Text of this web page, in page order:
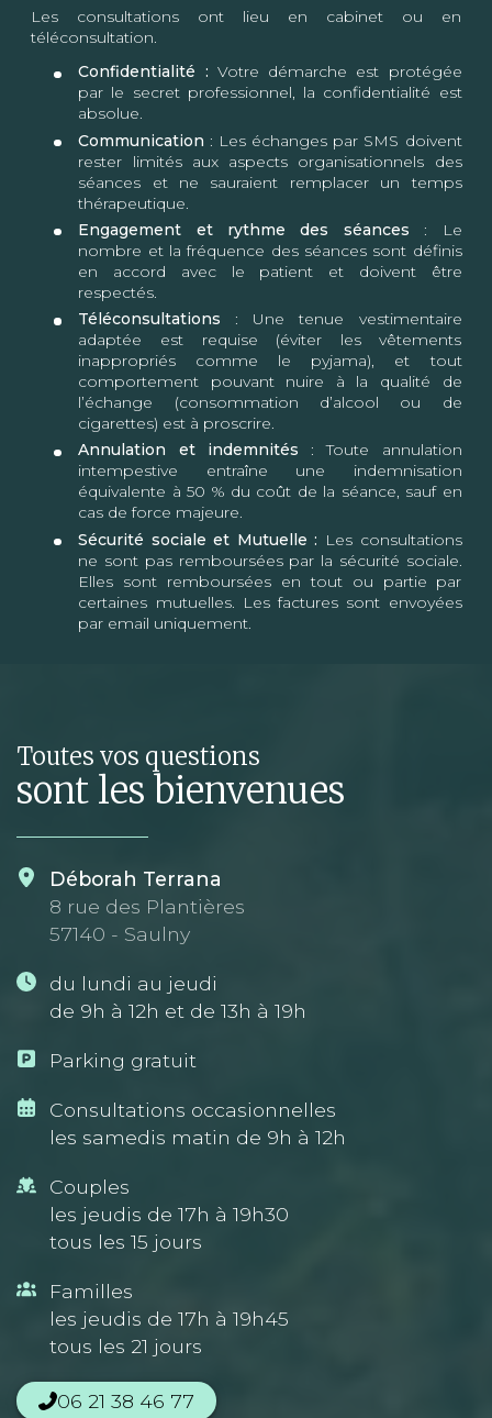
Les consultations ont lieu en cabinet ou en
téléconsultation.
Confidentialité : Votre démarche est protégée
par le secret professionnel, la confidentialité est
absolue.
Communication : Les échanges par SMS doivent
rester limités aux aspects organisationnels des
séances et ne sauraient remplacer un temps
thérapeutique.
Engagement et rythme des séances : Le
nombre et la fréquence des séances sont définis
en accord avec le patient et doivent être
respectés.
Téléconsultations : Une tenue vestimentaire
adaptée est requise (éviter les vêtements
inappropriés comme le pyjama), et tout
comportement pouvant nuire à la qualité de
l’échange (consommation d’alcool ou de
cigarettes) est à proscrire.
Annulation et indemnités : Toute annulation
intempestive entraîne une indemnisation
équivalente à 50 % du coût de la séance, sauf en
cas de force majeure.
Sécurité sociale et Mutuelle : Les consultations
ne sont pas remboursées par la sécurité sociale.
Elles sont remboursées en tout ou partie par
certaines mutuelles. Les factures sont envoyées
par email uniquement.
Toutes vos questions
sont les bienvenues
Déborah Terrana
8 rue des Plantières
57140 - Saulny
du lundi au jeudi
de 9h à 12h et de 13h à 19h
Parking gratuit
Consultations occasionnelles
les samedis matin de 9h à 12h
Couples
les jeudis de 17h à 19h30
tous les 15 jours
Familles
les jeudis de 17h à 19h45
tous les 21 jours
06 21 38 46 77